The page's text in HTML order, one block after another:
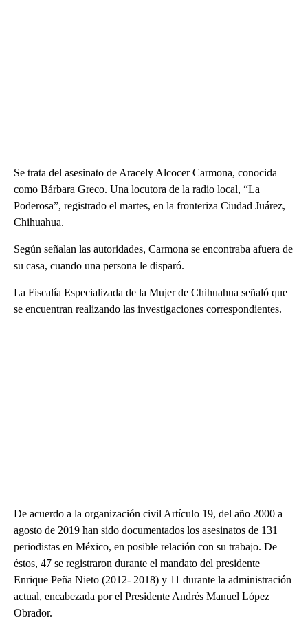
Se trata del asesinato de Aracely Alcocer Carmona, conocida
como Bárbara Greco. Una locutora de la radio local, “La
Poderosa”, registrado el martes, en la fronteriza Ciudad Juárez,
Chihuahua.
Según señalan las autoridades, Carmona se encontraba afuera de
su casa, cuando una persona le disparó.
La Fiscalía Especializada de la Mujer de Chihuahua señaló que
se encuentran realizando las investigaciones correspondientes.
De acuerdo a la organización civil Artículo 19, del año 2000 a
agosto de 2019 han sido documentados los asesinatos de 131
periodistas en México, en posible relación con su trabajo. De
éstos, 47 se registraron durante el mandato del presidente
Enrique Peña Nieto (2012- 2018) y 11 durante la administración
actual, encabezada por el Presidente Andrés Manuel López
Obrador.